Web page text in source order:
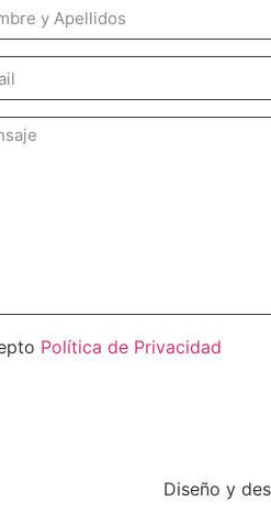
Política de Privacidad
Diseño y